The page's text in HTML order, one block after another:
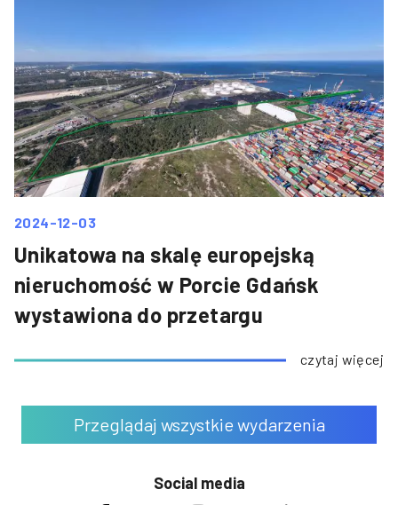
2024-12-03
Unikatowa na skalę europejską
nieruchomość w Porcie Gdańsk
wystawiona do przetargu
czytaj więcej
Przeglądaj wszystkie wydarzenia
Social media